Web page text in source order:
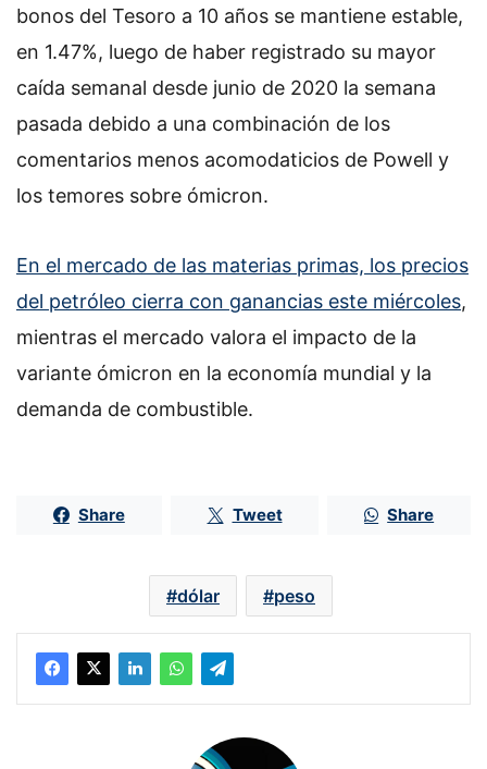
bonos del Tesoro a 10 años se mantiene estable,
en 1.47%, luego de haber registrado su mayor
caída semanal desde junio de 2020 la semana
pasada debido a una combinación de los
comentarios menos acomodaticios de Powell y
los temores sobre ómicron.
En el mercado de las materias primas, los precios
del petróleo cierra con ganancias este miércoles,
mientras el mercado valora el impacto de la
variante ómicron en la economía mundial y la
demanda de combustible.
Share Tweet Share
dólar peso